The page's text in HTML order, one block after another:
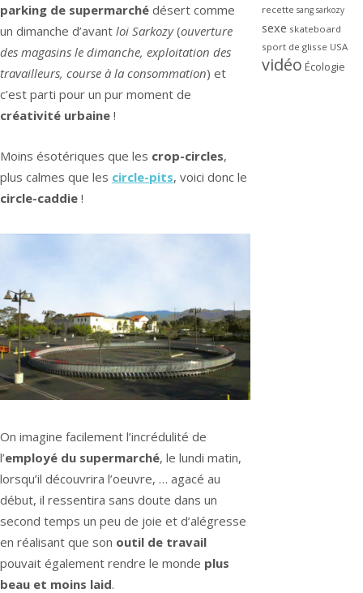
parking de supermarché désert comme
un dimanche d’avant loi Sarkozy(ouverture
des magasins le dimanche, exploitation des
travailleurs, course à la consommation) et
c’est parti pour un pur moment de
créativité urbaine !
Moins ésotériques que les crop-circles,
plus calmes que les circle-pits, voici donc le
circle-caddie !
On imagine facilement l’incrédulité de
l’employé du supermarché, le lundi matin,
lorsqu’il découvrira l’oeuvre, … agacé au
début, il ressentira sans doute dans un
second temps un peu de joie et d’alégresse
en réalisant que son outil de travail
pouvait également rendre le monde plus
beau et moins laid.
recette sang sarkozy
sexe skateboard
sport de glisse USA
vidéo Écologie